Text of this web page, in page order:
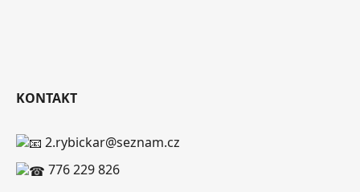
KONTAKT
2.rybickar@seznam.cz
776 229 826